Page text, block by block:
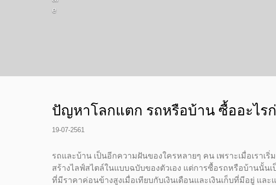
ปัญหาโลกแตก รถหรือบ้าน ซื้ออะไร
19-07-2561
รถและบ้าน เป็นอีกความฝันของใครหลายๆ คน เพราะเมื่อเราเ
สร้างไลฟ์สไตล์ในแบบฉบับของตัวเอง แต่การซื้อรถหรือบ้านนั้น
ที่มีราคาค่อนข้างสูงเมื่อเทียบกับเงินเดือนและเงินเก็บที่มีอยู่ แล